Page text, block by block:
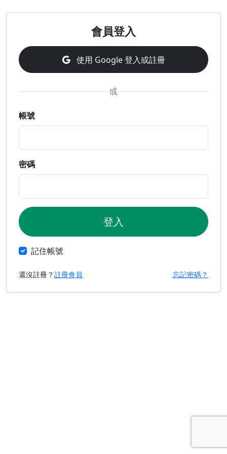
會員登入
使用 Google 登入或註冊
或
帳號
密碼
登入
記住帳號
還沒註冊？註冊會員 忘記密碼？